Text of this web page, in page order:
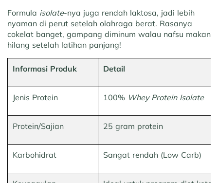
Formula isolate-nya juga rendah laktosa, jadi lebih
nyaman di perut setelah olahraga berat. Rasanya
cokelat banget, gampang diminum walau nafsu makan
hilang setelah latihan panjang!
Informasi Produk Detail
Jenis Protein 100% Whey Protein Isolate
Protein/Sajian 25 gram protein
Karbohidrat Sangat rendah (Low Carb)